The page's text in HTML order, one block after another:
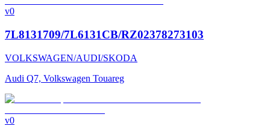
v0
7L8131709/7L6131CB/RZ02378273103
VOLKSWAGEN/AUDI/SKODA
Audi Q7, Volkswagen Touareg
v0